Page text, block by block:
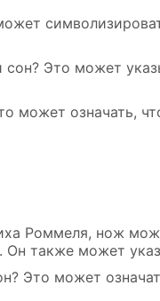
сон? Это может
может означать,
Роммеля, нож
также может
Это может